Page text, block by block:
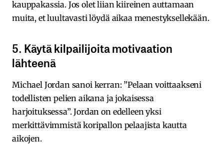
kauppakassia. Jos olet liian kiireinen auttamaan
muita, et luultavasti löydä aikaa menestyksellekään.
5. Käytä kilpailijoita motivaation
lähteenä
Michael Jordan sanoi kerran: ”Pelaan voittaakseni
todellisten pelien aikana ja jokaisessa
harjoituksessa”. Jordan on edelleen yksi
merkittävimmistä koripallon pelaajista kautta
aikojen.